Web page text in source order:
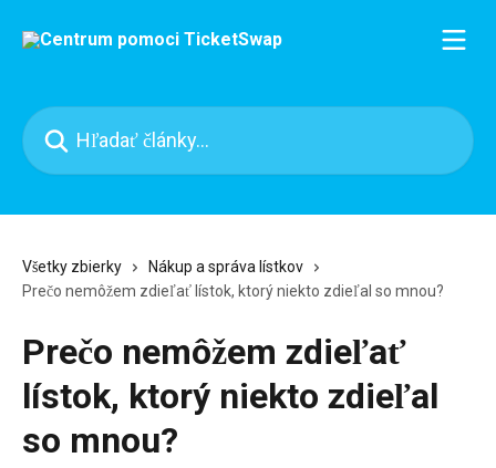
Hľadať články...
Všetky zbierky
Nákup a správa lístkov
Prečo nemôžem zdieľať lístok, ktorý niekto zdieľal so mnou?
Prečo nemôžem zdieľať
lístok, ktorý niekto zdieľal
so mnou?